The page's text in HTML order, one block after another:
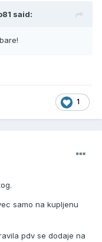
said:
1
samo na kupljenu
pdv se dodaje na